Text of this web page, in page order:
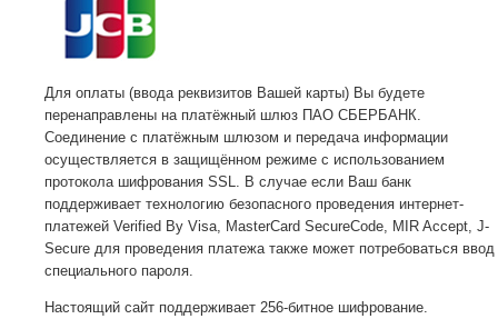
Для оплаты (ввода реквизитов Вашей карты) Вы будете
перенаправлены на платёжный шлюз ПАО СБЕРБАНК.
Соединение с платёжным шлюзом и передача информации
осуществляется в защищённом режиме с использованием
протокола шифрования SSL. В случае если Ваш банк
поддерживает технологию безопасного проведения интернет-
платежей Verified By Visa, MasterCard SecureCode, MIR Accept, J-
Secure для проведения платежа также может потребоваться ввод
специального пароля.
Настоящий сайт поддерживает 256-битное шифрование.